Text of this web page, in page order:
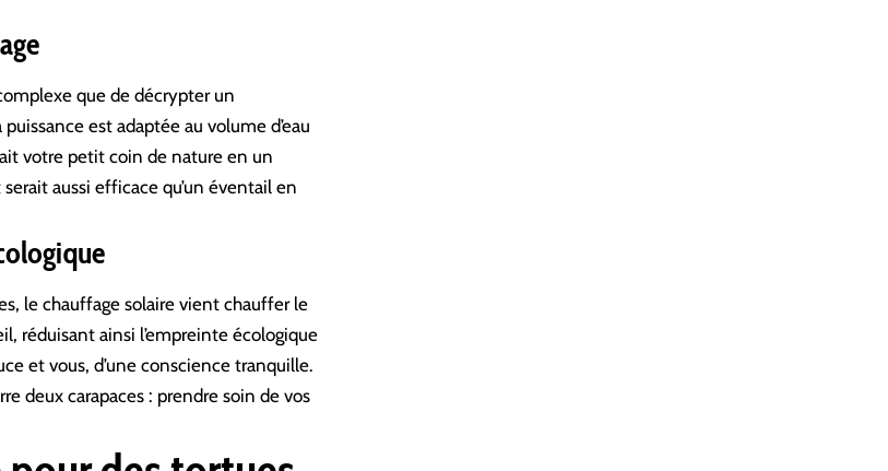
que de décrypter un
est adaptée au volume d’eau
votre petit coin de nature en un
aussi efficace qu’un éventail en
le chauffage solaire vient chauffer le
réduisant ainsi l’empreinte écologique
et vous, d’une conscience tranquille.
deux carapaces : prendre soin de vos